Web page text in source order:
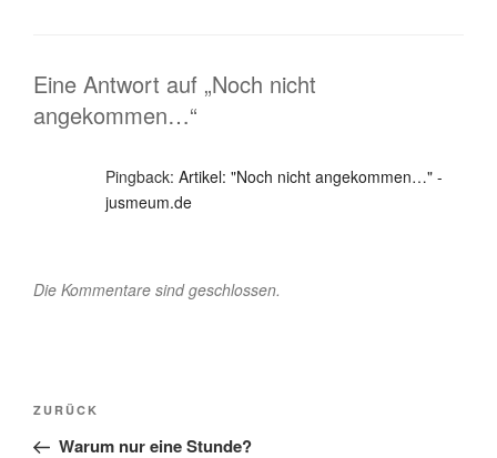
Eine Antwort auf „Noch nicht
angekommen…“
Pingback: Artikel: "Noch nicht angekommen…" -
jusmeum.de
Die Kommentare sind geschlossen.
Beitragsnavigation
Vorheriger
Beitrag
ZURÜCK
Warum nur eine Stunde?